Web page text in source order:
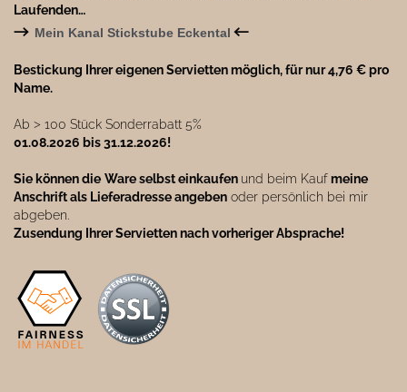
Laufenden…
→ Mein Kanal Stickstube Eckental ←
Bestickung Ihrer eigenen Servietten möglich, für nur 4,76 € pro
Name.
Ab ˃ 100 Stück Sonderrabatt 5%
01.08.2026 bis 31.12.2026!
Sie können die Ware selbst einkaufen und beim Kaufmeine
Anschrift als Lieferadresse angeben oder persönlich bei mir
abgeben.
Zusendung Ihrer Servietten nach vorheriger Absprache!